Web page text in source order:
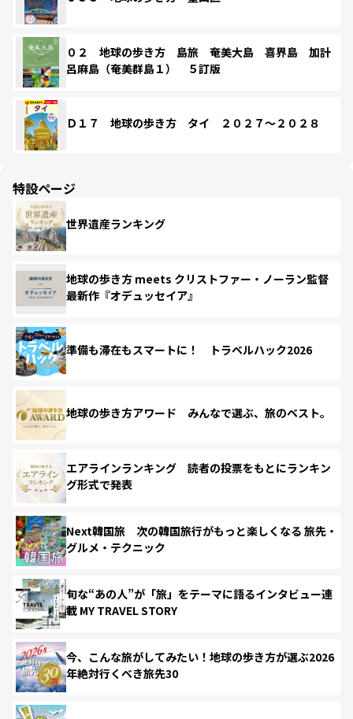
０２ 地球の歩き方 島旅 奄美大島 喜界島 加計
呂麻島（奄美群島１） ５訂版
Ｄ１７ 地球の歩き方 タイ ２０２７～２０２８
特設ページ
世界遺産ランキング
地球の歩き方 meets クリストファー・ノーラン監督
最新作『オデュッセイア』
準備も滞在もスマートに！ トラベルハック2026
地球の歩き方アワード みんなで選ぶ、旅のベスト。
エアラインランキング 読者の投票をもとにランキン
グ形式で発表
Next韓国旅 次の韓国旅行がもっと楽しくなる 旅先・
グルメ・テクニック
旬な“あの人”が「旅」をテーマに語るインタビュー連
載 MY TRAVEL STORY
今、こんな旅がしてみたい！地球の歩き方が選ぶ2026
年絶対行くべき旅先30